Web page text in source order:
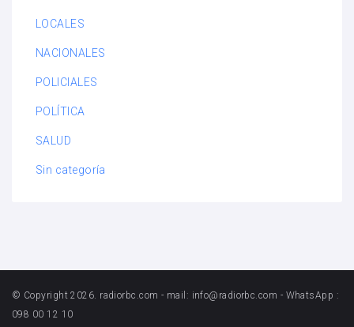
LOCALES
NACIONALES
POLICIALES
POLÍTICA
SALUD
Sin categoría
© Copyright 2026. radiorbc.com - mail: info@radiorbc.com - WhatsApp :
098 00 12 10